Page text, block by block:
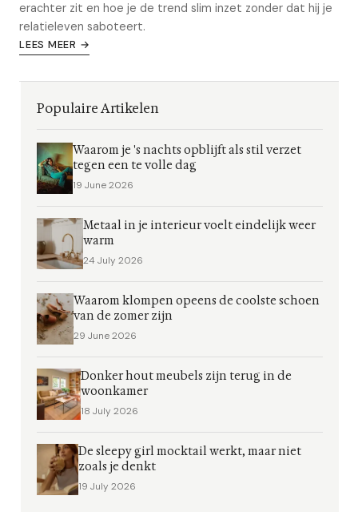
erachter zit en hoe je de trend slim inzet zonder dat hij je
relatieleven saboteert.
LEES MEER →
Populaire Artikelen
Waarom je 's nachts opblijft als stil verzet
tegen een te volle dag
19 June 2026
Metaal in je interieur voelt eindelijk weer
warm
24 July 2026
Waarom klompen opeens de coolste schoen
van de zomer zijn
29 June 2026
Donker hout meubels zijn terug in de
woonkamer
18 July 2026
De sleepy girl mocktail werkt, maar niet
zoals je denkt
19 July 2026